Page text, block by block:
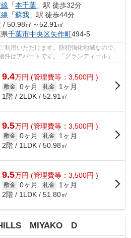
「本千葉 」駅 徒歩32分
「蘇我 」駅 徒歩44分
/ 50.98㎡～52.91㎡
千葉市中央区矢作町494-5
利用いただけます。防犯強化地域なので、
はアパートです。「グランディール」の
店ま...
9.4万円 (管理費等：3,500円 )
敷金 0ヶ月 礼金
1ヶ月
1階 / 2LDK / 52.91㎡
9.5万円 (管理費等：3,500円 )
敷金 0ヶ月 礼金
1ヶ月
2階 / 1LDK / 50.98㎡
9.5万円 (管理費等：3,500円 )
敷金 0ヶ月 礼金
1ヶ月
2階 / 1LDK / 51.80㎡
MIYAKO D